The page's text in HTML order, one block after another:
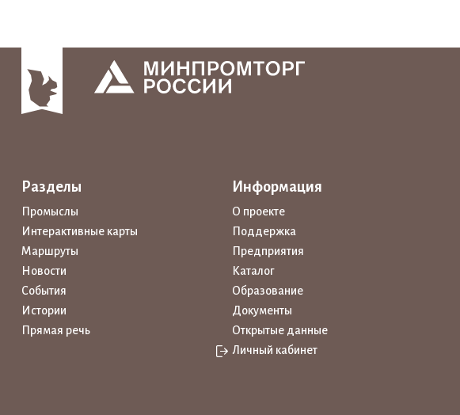
Разделы
Промыслы
Интерактивные карты
Маршруты
Новости
События
Истории
Прямая речь
Информация
О проекте
Поддержка
Предприятия
Каталог
Образование
Документы
Открытые данные
Личный кабинет